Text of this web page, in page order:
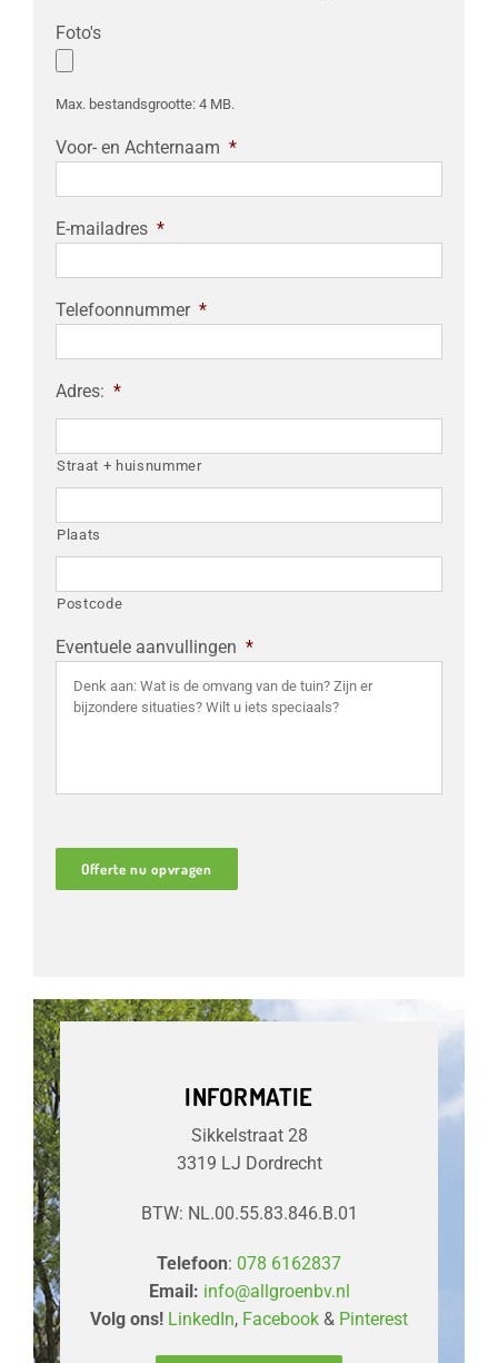
Foto's
Max. bestandsgrootte: 4 MB.
Voor- en Achternaam *
E-mailadres *
Telefoonnummer *
Adres: *
Straat + huisnummer
Plaats
Postcode
Eventuele aanvullingen *
Offerte nu opvragen
INFORMATIE
Sikkelstraat 28
3319 LJ Dordrecht
BTW: NL.00.55.83.846.B.01
Telefoon: 078 6162837
Email: info@allgroenbv.nl
Volg ons! LinkedIn, Facebook & Pinterest